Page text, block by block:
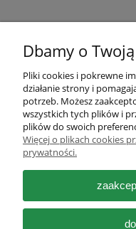
Dbamy o
Pliki cookies i pokrewne
działanie strony i
potrzeb. Możesz
wszystkich tych plików i
plików do swoich
Więcej o plikach cookies
prywatności.